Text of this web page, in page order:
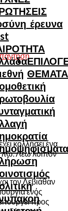
ΘΕΜΑΤΑ
κολλήσει ένα
πω. Λέω λοιπόν
τον Λεβιάθαν
ενός
προς